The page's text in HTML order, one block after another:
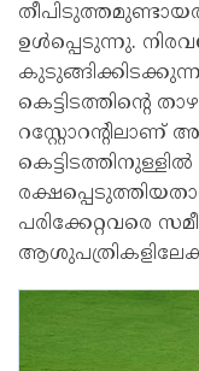
ഉൾപ്പെടുന്നു.
കെട്ടിടത്തിന്റെ
റസ്റ്റോറന്റിലാണ്
പരിക്കേറ്റവരെ
ആശുപത്രികളിലേക്ക്